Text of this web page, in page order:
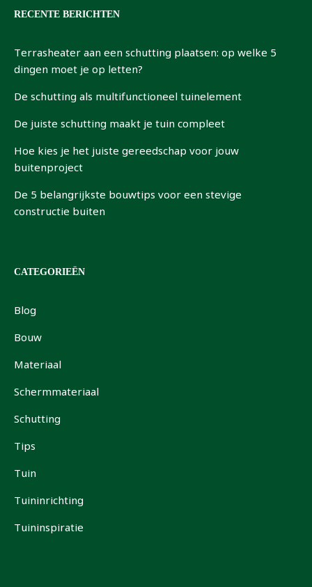
RECENTE BERICHTEN
Terrasheater aan een schutting plaatsen: op welke 5
dingen moet je op letten?
De schutting als multifunctioneel tuinelement
De juiste schutting maakt je tuin compleet
Hoe kies je het juiste gereedschap voor jouw
buitenproject
De 5 belangrijkste bouwtips voor een stevige
constructie buiten
CATEGORIEËN
Blog
Bouw
Materiaal
Schermmateriaal
Schutting
Tips
Tuin
Tuininrichting
Tuininspiratie